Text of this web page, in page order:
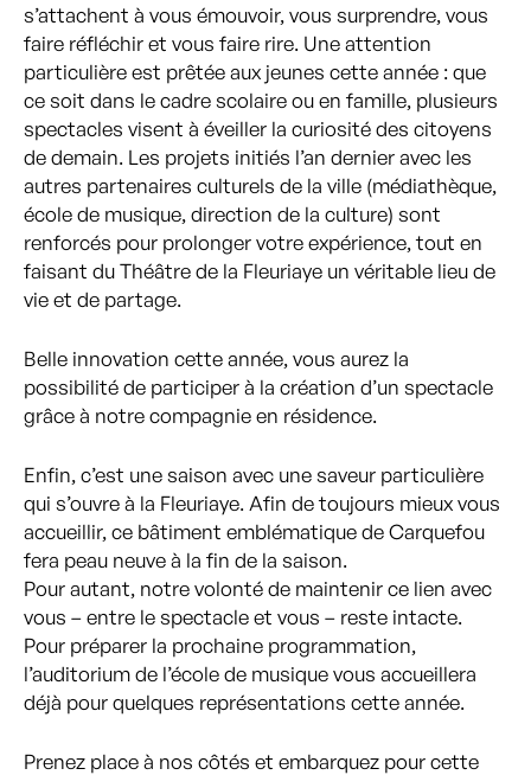
s’attachent à vous émouvoir, vous surprendre, vous
faire réfléchir et vous faire rire. Une attention
particulière est prêtée aux jeunes cette année : que
ce soit dans le cadre scolaire ou en famille, plusieurs
spectacles visent à éveiller la curiosité des citoyens
de demain. Les projets initiés l’an dernier avec les
autres partenaires culturels de la ville (médiathèque,
école de musique, direction de la culture) sont
renforcés pour prolonger votre expérience, tout en
faisant du Théâtre de la Fleuriaye un véritable lieu de
vie et de partage.
Belle innovation cette année, vous aurez la
possibilité de participer à la création d’un spectacle
grâce à notre compagnie en résidence.
Enfin, c’est une saison avec une saveur particulière
qui s’ouvre à la Fleuriaye. Afin de toujours mieux vous
accueillir, ce bâtiment emblématique de Carquefou
fera peau neuve à la fin de la saison.
Pour autant, notre volonté de maintenir ce lien avec
vous – entre le spectacle et vous – reste intacte.
Pour préparer la prochaine programmation,
l’auditorium de l’école de musique vous accueillera
déjà pour quelques représentations cette année.
Prenez place à nos côtés et embarquez pour cette